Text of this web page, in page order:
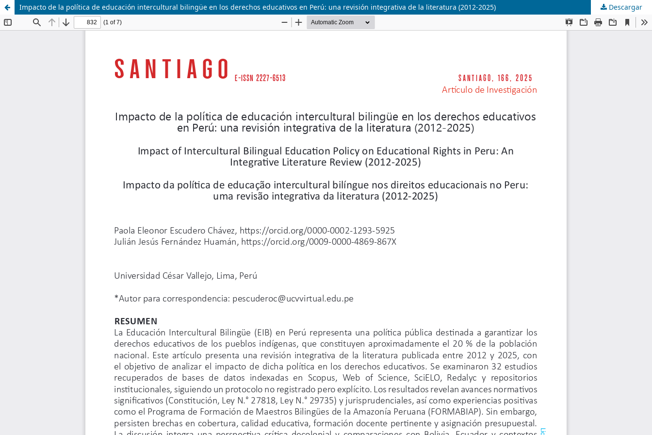
Impacto de la política de educación intercultural bilingüe en los derechos educativos en Perú: una revisión integrativa de la literatura (2012-2025) Descargar